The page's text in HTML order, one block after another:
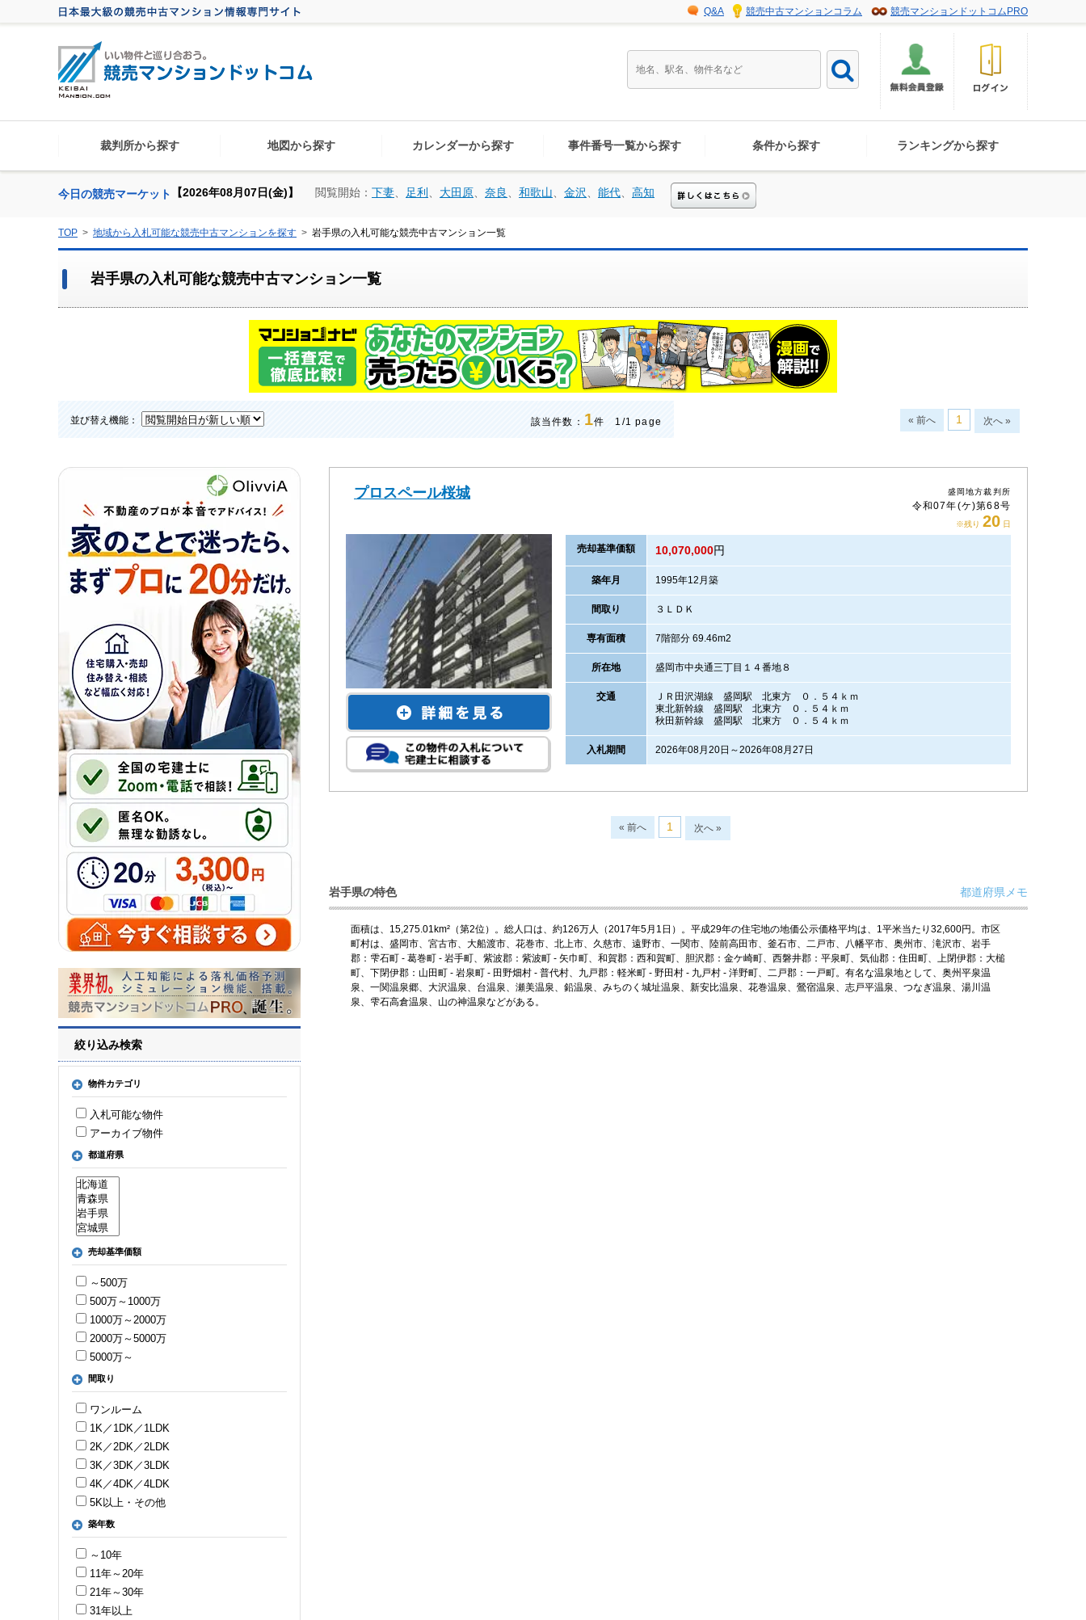
競売マンションドットコムPRO
競売中古マンションコラム
Q&A
裁判所から探す 地図から探す カレンダーから探す 事件番号一覧から探す 条件から探す ランキングから探す
今日の競売マーケット 【2026年08月07日(金)】 閲覧開始： 下妻 足利 大田原 奈良 和歌山 金沢 能代 高知
TOP 地域から入札可能な競売中古マンションを探す 岩手県の入札可能な競売中古マンション一覧
岩手県の入札可能な競売中古マンション一覧
該当件数： 1件 1/1 page
並び替え機能： « 前へ 1 次へ »
絞り込み検索
物件カテゴリ
入札可能な物件
アーカイブ物件
都道府県
売却基準価額
～500万
500万～1000万
1000万～2000万
2000万～5000万
5000万～
間取り
ワンルーム
1K／1DK／1LDK
2K／2DK／2LDK
3K／3DK／3LDK
4K／4DK／4LDK
5K以上・その他
築年数
～10年
11年～20年
21年～30年
31年以上
プロスペール桜城 盛岡地方裁判所
令和07年(ケ)第68号
※残り 20 日
売却基準価額 10,070,000円
築年月 1995年12月築
間取り ３ＬＤＫ
専有面積 7階部分 69.46m2
所在地 盛岡市中央通三丁目１４番地８
交通
ＪＲ田沢湖線 盛岡駅 北東方 ０．５４ｋｍ
東北新幹線 盛岡駅 北東方 ０．５４ｋｍ
秋田新幹線 盛岡駅 北東方 ０．５４ｋｍ
入札期間 2026年08月20日～2026年08月27日
« 前へ 1 次へ »
岩手県の特色 都道府県メモ
面積は、15,275.01km²（第2位）。総人口は、約126万人（2017年5月1日）。平成29年の住宅地の地価公示価格平均は、1平米当たり32,600円。市区
町村は、盛岡市、宮古市、大船渡市、花巻市、北上市、久慈市、遠野市、一関市、陸前高田市、釜石市、二戸市、八幡平市、奥州市、滝沢市、岩手
郡：雫石町 - 葛巻町 - 岩手町、紫波郡：紫波町 - 矢巾町、和賀郡：西和賀町、胆沢郡：金ケ崎町、西磐井郡：平泉町、気仙郡：住田町、上閉伊郡：大槌
町、下閉伊郡：山田町 - 岩泉町 - 田野畑村 - 普代村、九戸郡：軽米町 - 野田村 - 九戸村 - 洋野町、二戸郡：一戸町。有名な温泉地として、奥州平泉温
泉、一関温泉郷、大沢温泉、台温泉、瀬美温泉、鉛温泉、みちのく城址温泉、新安比温泉、花巻温泉、鶯宿温泉、志戸平温泉、つなぎ温泉、湯川温
泉、雫石高倉温泉、山の神温泉などがある。